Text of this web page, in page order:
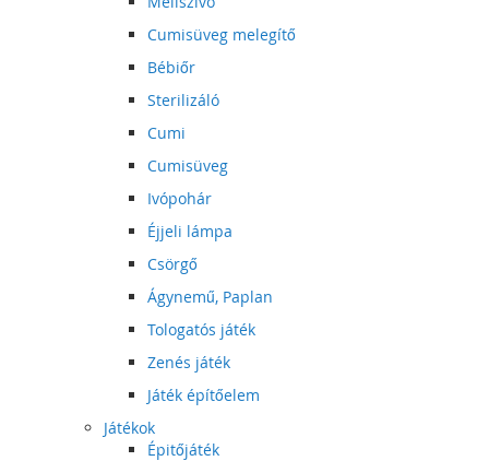
Cumisüveg melegítő
Bébiőr
Sterilizáló
Cumi
Cumisüveg
Ivópohár
Éjjeli lámpa
Csörgő
Ágynemű, Paplan
Tologatós játék
Zenés játék
Játék építőelem
Játékok
Épitőjáték